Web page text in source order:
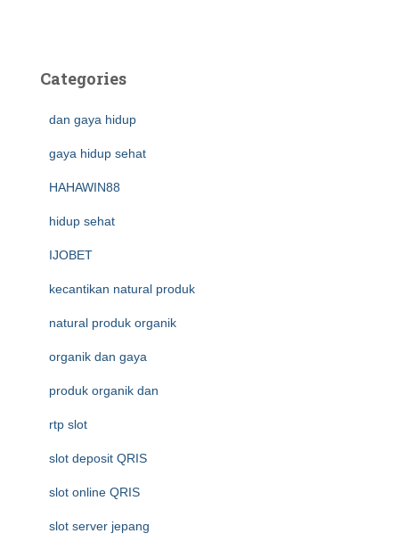
Categories
dan gaya hidup
gaya hidup sehat
HAHAWIN88
hidup sehat
IJOBET
kecantikan natural produk
natural produk organik
organik dan gaya
produk organik dan
rtp slot
slot deposit QRIS
slot online QRIS
slot server jepang